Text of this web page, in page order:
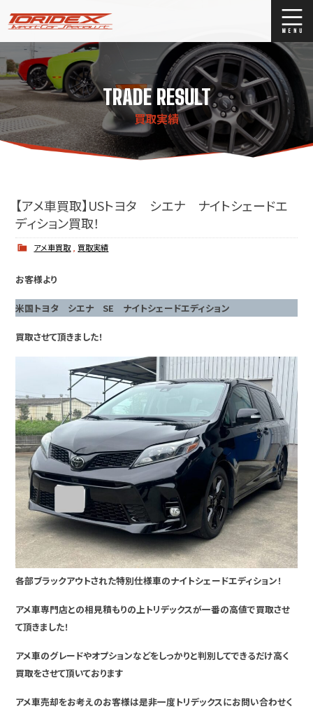
ブログ
Stock list
ストックリスト
買取
TRADE RESULT
買取実績
【アメ車買取】USトヨタ シエナ ナイトシェードエ
ディション買取！
アメ車買取 買取実績
お客様より
米国トヨタ シエナ SE ナイトシェードエディション
買取させて頂きました！
各部ブラックアウトされた特別仕様車のナイトシェードエディション！
アメ車専門店との相見積もりの上トリデックスが一番の高値で買取させ
て頂きました！
アメ車のグレードやオプションなどをしっかりと判別してできるだけ高く
買取をさせて頂いております
アメ車売却をお考えのお客様は是非一度トリデックスにお問い合わせく